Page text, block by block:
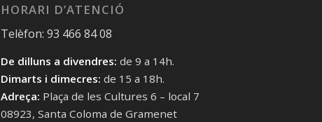
HORARI D’ATENCIÓ
Telèfon: 93 466 84 08
De dilluns a divendres: de 9 a 14h.
Dimarts i dimecres: de 15 a 18h.
Adreça: Plaça de les Cultures 6 – local 7
08923, Santa Coloma de Gramenet